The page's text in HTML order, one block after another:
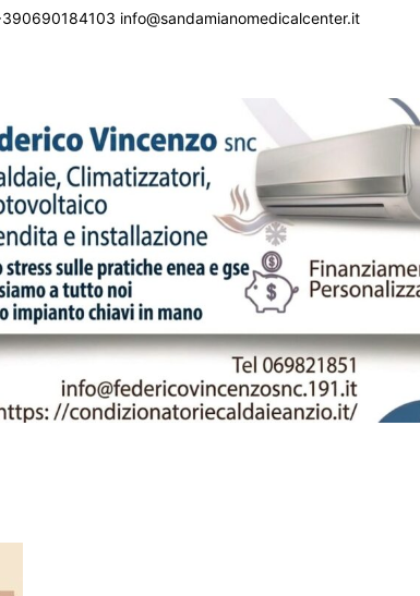
info@sandamianomedicalcenter.it